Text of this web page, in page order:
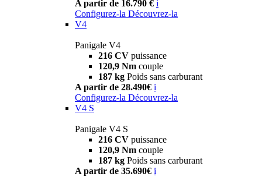
A partir de 16.790 € i
Configurez-la Découvrez-la
V4
Panigale V4
216 CV puissance
120,9 Nm couple
187 kg Poids sans carburant
A partir de 28.490€ i
Configurez-la Découvrez-la
V4 S
Panigale V4 S
216 CV puissance
120,9 Nm couple
187 kg Poids sans carburant
A partir de 35.690€ i